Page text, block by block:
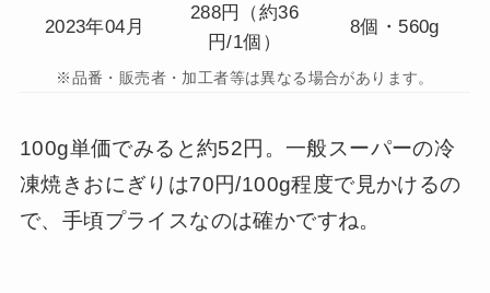
2023年04月
288円（約36
円/1個）
8個・560g
※品番・販売者・加工者等は異なる場合があります。
100g単価でみると約52円。一般スーパーの冷
凍焼きおにぎりは70円/100g程度で見かけるの
で、手頃プライスなのは確かですね。